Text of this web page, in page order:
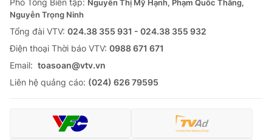
Nguyễn Thị Mỹ Hạnh, Phạm Quốc Thắng,
Nguyễn Trọng Ninh
Tổng đài VTV: 024.38 355 931 - 024.38 355 932
Ðiện thoại Thời báo VTV: 0988 671 671
Email: toasoan@vtv.vn
Liên hệ quảng cáo: (024) 626 79595